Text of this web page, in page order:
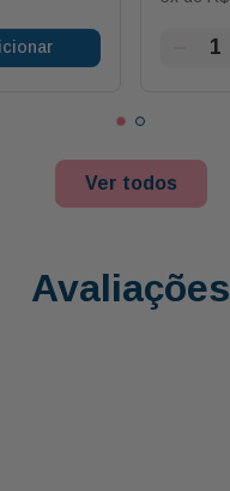
Ver todos
Avaliações